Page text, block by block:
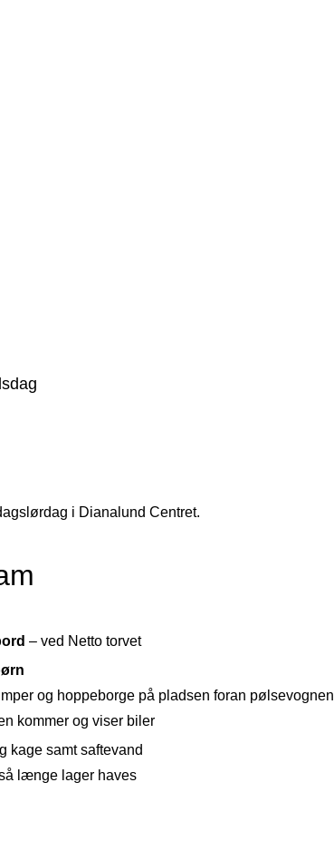
i Dianalund Centret.
– ved Netto torvet
og hoppeborge på pladsen foran pølsevognen
kommer og viser biler
kage samt saftevand
længe lager haves